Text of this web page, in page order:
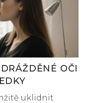
OČI
uklidnit